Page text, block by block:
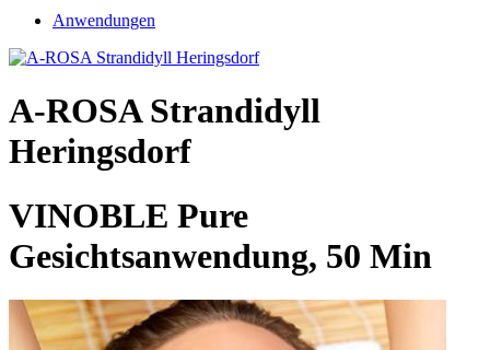
Anwendungen
A-ROSA Strandidyll
Heringsdorf
VINOBLE Pure
Gesichtsanwendung, 50 Min